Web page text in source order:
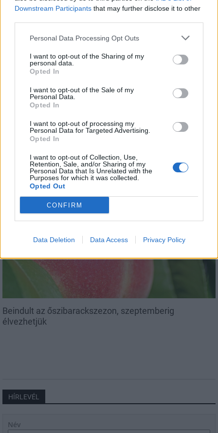
Downstream Participants that may further disclose it to other
Personal Data Processing Opt Outs
I want to opt-out of the Sharing of my
personal data.
Opted In
I want to opt-out of the Sale of my
Personal Data.
Opted In
I want to opt-out of processing my
Personal Data for Targeted Advertising.
Opted In
I want to opt-out of Collection, Use,
Retention, Sale, and/or Sharing of my
Personal Data that Is Unrelated with the
Purposes for which it was collected.
Opted Out
CONFIRM
Data Deletion Data Access Privacy Policy
Amire többmillióan vártunk: szombattól másodfokúra
csökken a riasztás
Csökkenti Józsefváros az üresen álló lakásállományát
Beindult az őszibarackszezon, szeptemberig
élvezhetjük
HÍRLEVÉL
Név